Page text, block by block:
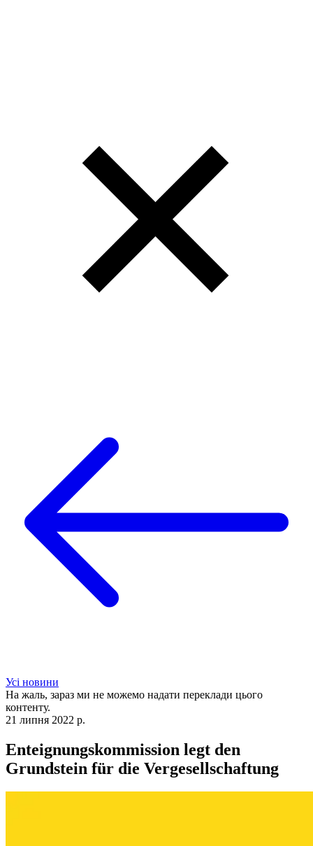
Усі новини
На жаль, зараз ми не можемо надати переклади цього
контенту.
21 липня 2022 р.
Enteignungskommission legt den
Grundstein für die Vergesellschaftung